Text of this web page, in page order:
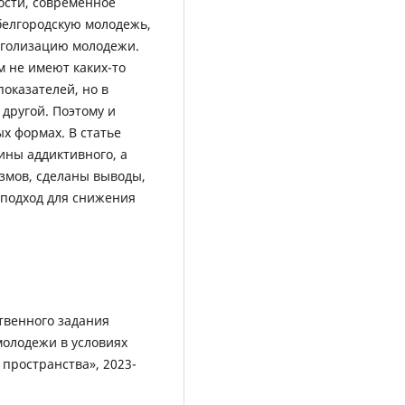
молодежь,
молодежи.
не имеют каких-то
но в
Поэтому и
формах. В статье
аддиктивного, а
сделаны выводы,
для снижения
задания
в условиях
2023-